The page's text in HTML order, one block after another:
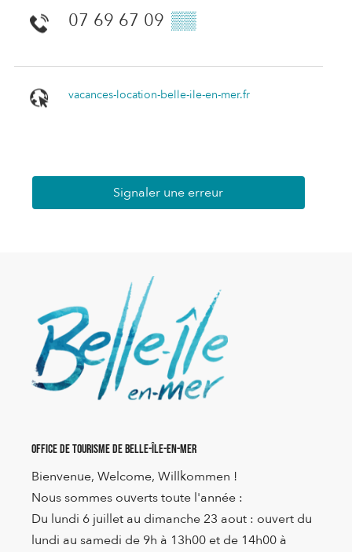
07 69 67 09 ▒▒
vacances-location-belle-ile-en-mer.fr
Signaler une erreur
Office de Tourisme de Belle-Île-en-Mer
Bienvenue, Welcome, Willkommen !
Nous sommes ouverts toute l'année :
Du lundi 6 juillet au dimanche 23 aout : ouvert du
lundi au samedi de 9h à 13h00 et de 14h00 à